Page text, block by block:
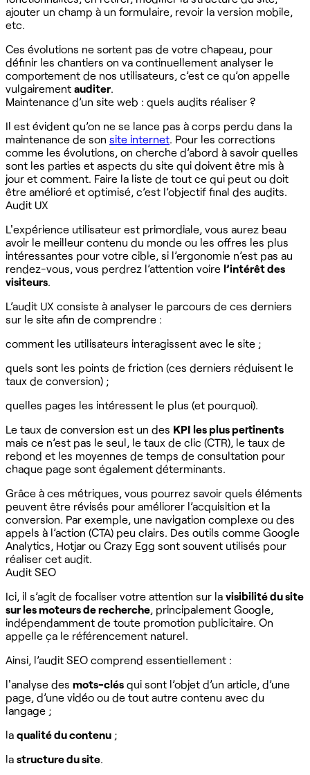
ajouter un champ à un formulaire, revoir la version mobile,
etc.
Ces évolutions ne sortent pas de votre chapeau, pour
définir les chantiers on va continuellement analyser le
comportement de nos utilisateurs, c’est ce qu’on appelle
vulgairement auditer.
Maintenance d’un site web : quels audits réaliser ?
Il est évident qu’on ne se lance pas à corps perdu dans la
maintenance de son site internet. Pour les corrections
comme les évolutions, on cherche d’abord à savoir quelles
sont les parties et aspects du site qui doivent être mis à
jour et comment. Faire la liste de tout ce qui peut ou doit
être amélioré et optimisé, c’est l’objectif final des audits.
Audit UX
L'expérience utilisateur est primordiale, vous aurez beau
avoir le meilleur contenu du monde ou les offres les plus
intéressantes pour votre cible, si l’ergonomie n’est pas au
rendez-vous, vous perdrez l’attention voire l’intérêt des
visiteurs.
L’audit UX consiste à analyser le parcours de ces derniers
sur le site afin de comprendre :
comment les utilisateurs interagissent avec le site ;
quels sont les points de friction (ces derniers réduisent le
taux de conversion) ;
quelles pages les intéressent le plus (et pourquoi).
Le taux de conversion est un des KPI les plus pertinents
mais ce n’est pas le seul, le taux de clic (CTR), le taux de
rebond et les moyennes de temps de consultation pour
chaque page sont également déterminants.
Grâce à ces métriques, vous pourrez savoir quels éléments
peuvent être révisés pour améliorer l’acquisition et la
conversion. Par exemple, une navigation complexe ou des
appels à l’action (CTA) peu clairs. Des outils comme Google
Analytics, Hotjar ou Crazy Egg sont souvent utilisés pour
réaliser cet audit.
Audit SEO
Ici, il s’agit de focaliser votre attention sur la visibilité du site
sur les moteurs de recherche, principalement Google,
indépendamment de toute promotion publicitaire. On
appelle ça le référencement naturel.
Ainsi, l’audit SEO comprend essentiellement :
l'analyse des mots-clés qui sont l’objet d’un article, d’une
page, d’une vidéo ou de tout autre contenu avec du
langage ;
la qualité du contenu ;
la structure du site.